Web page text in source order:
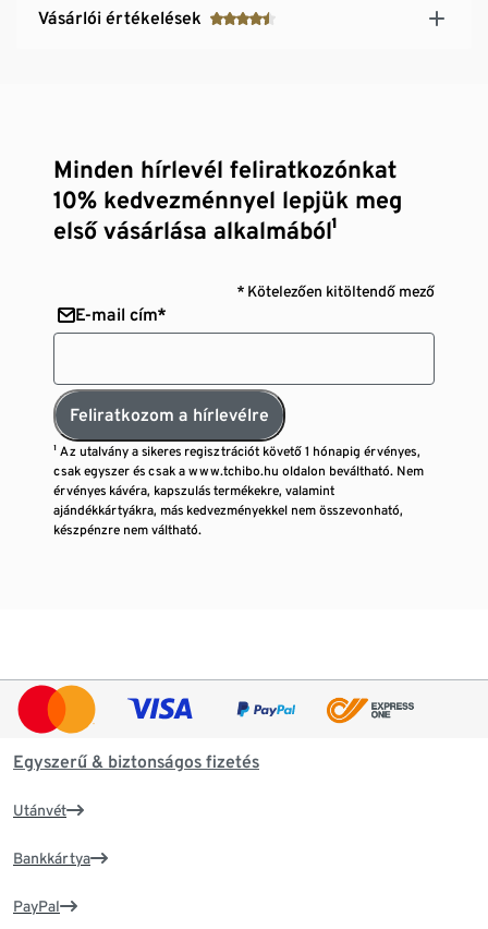
Vásárlói értékelések
Minden hírlevél feliratkozónkat
10% kedvezménnyel lepjük meg
első vásárlása alkalmából¹
* Kötelezően kitöltendő mező
E-mail cím*
Feliratkozom a hírlevélre
¹ Az utalvány a sikeres regisztrációt követő 1 hónapig érvényes,
csak egyszer és csak a www.tchibo.hu oldalon beváltható. Nem
érvényes kávéra, kapszulás termékekre, valamint
ajándékkártyákra, más kedvezményekkel nem összevonható,
készpénzre nem váltható.
Egyszerű & biztonságos fizetés
Utánvét
Bankkártya
PayPal